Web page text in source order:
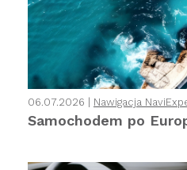
06.07.2026 | Nawigacja
Samochodem po